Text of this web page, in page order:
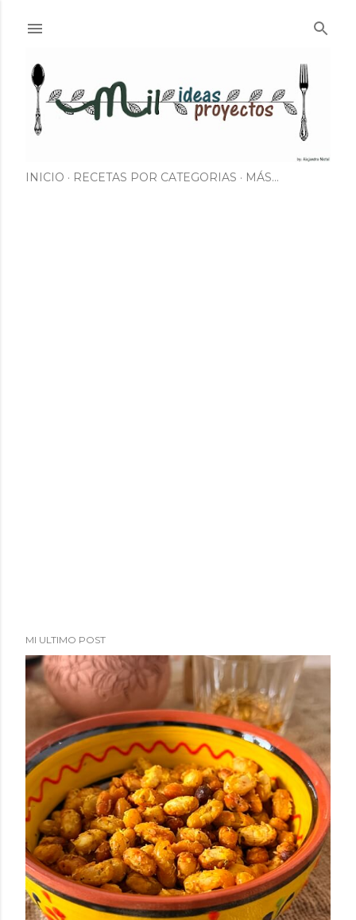
INICIO RECETAS POR CATEGORIAS MÁS…
MI ULTIMO POST